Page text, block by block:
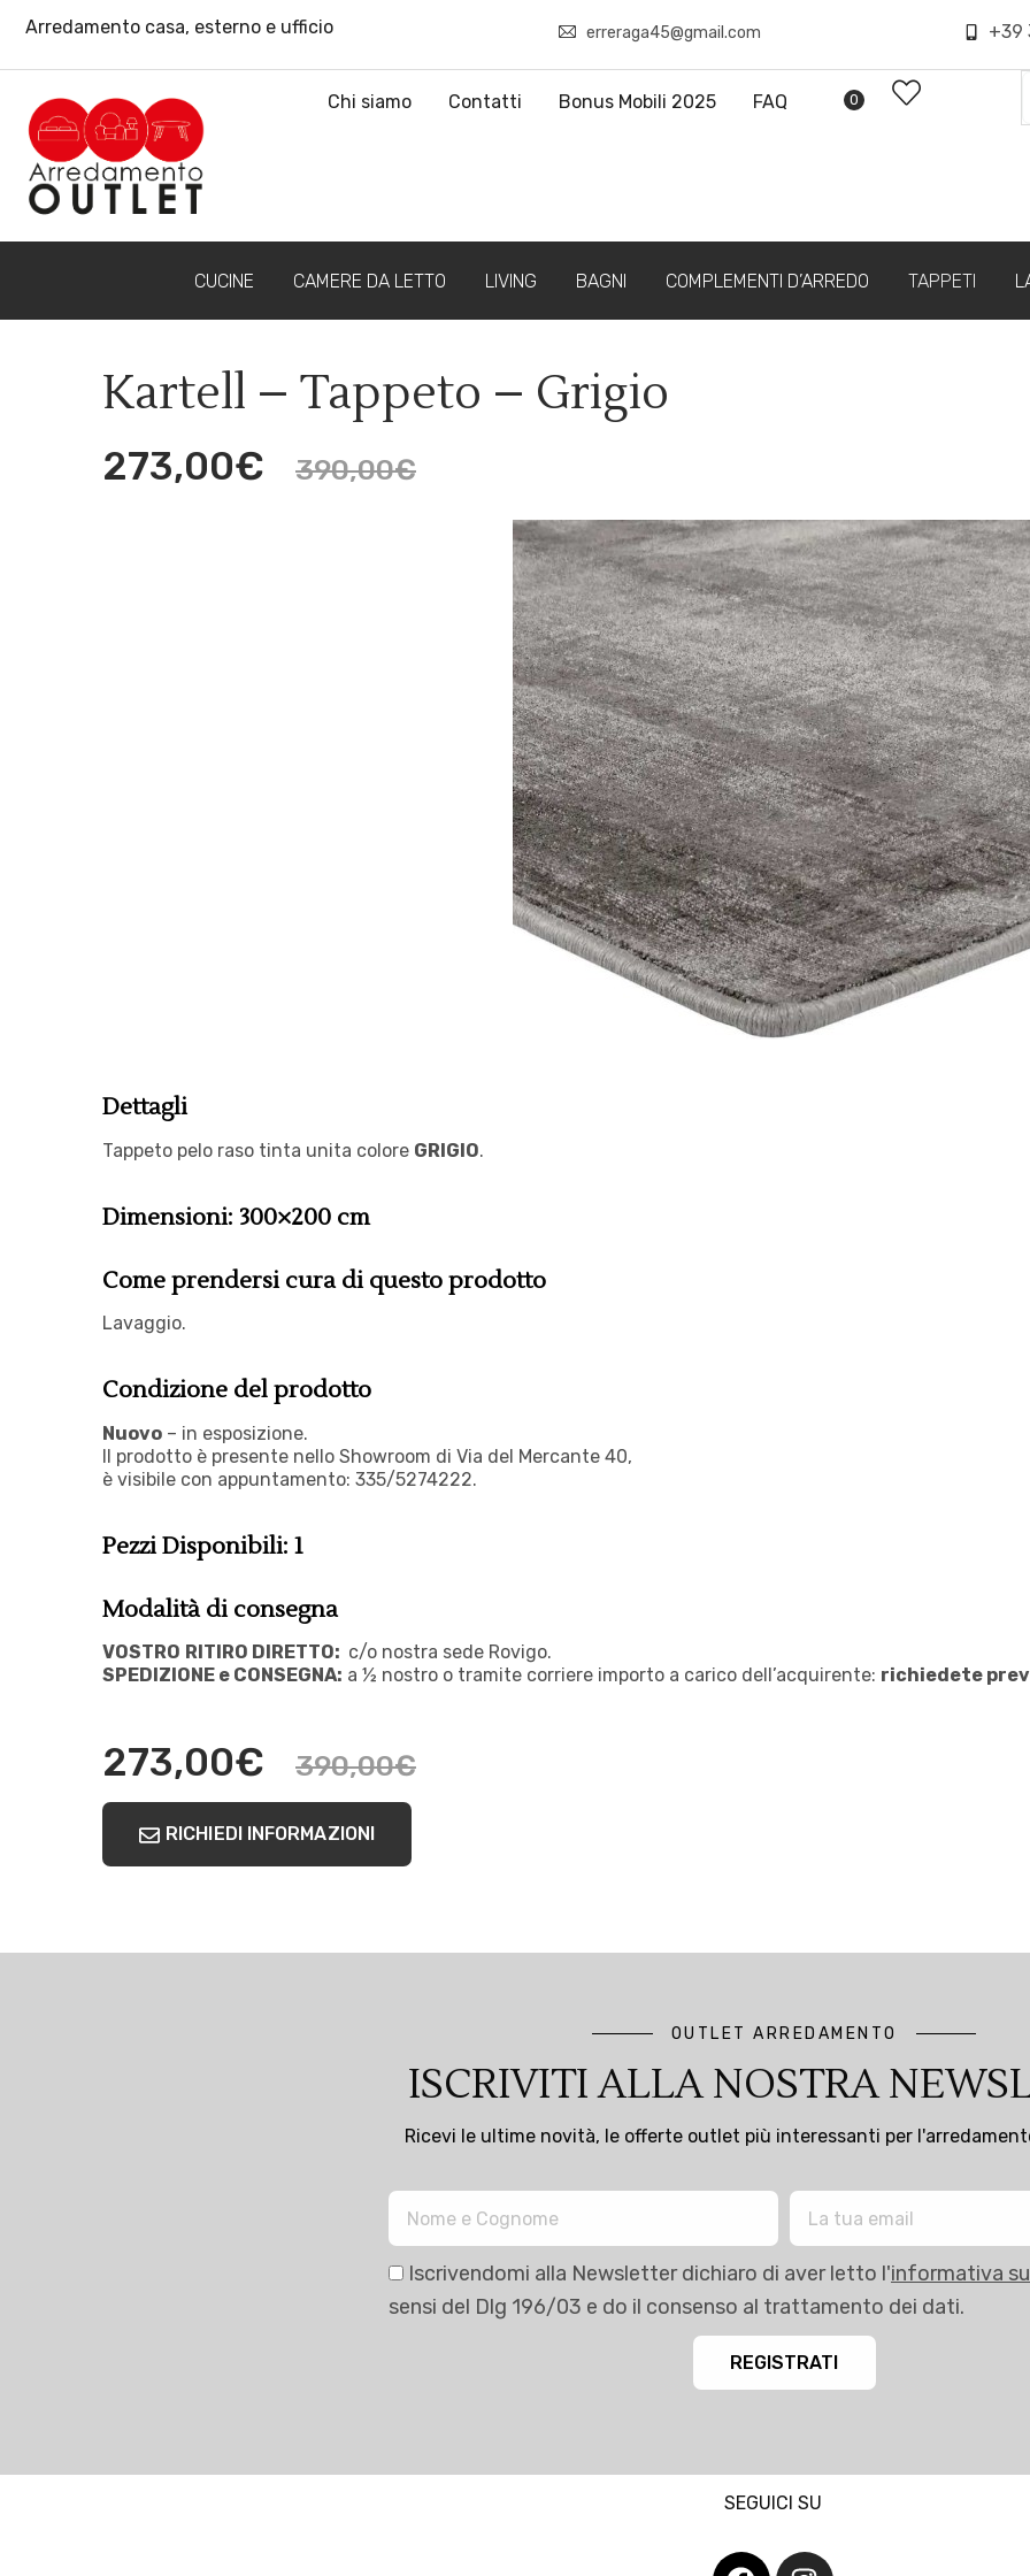
Arredamento casa, esterno e ufficio erreraga45@gmail.com +39
Chi siamo Contatti Bonus Mobili 2025 FAQ 0
CUCINE CAMERE DA LETTO LIVING BAGNI COMPLEMENTI D’ARREDO TAPPETI
Kartell – Tappeto – Grigio
273,00€ 390,00€
Dettagli
Tappeto pelo raso tinta unita colore GRIGIO.
Dimensioni: 300×200 cm
Come prendersi cura di questo prodotto
Lavaggio.
Condizione del prodotto
Nuovo – in esposizione.
Il prodotto è presente nello Showroom di Via del Mercante 40,
è visibile con appuntamento: 335/5274222.
Pezzi Disponibili: 1
Modalità di consegna
VOSTRO RITIRO DIRETTO: c/o nostra sede Rovigo.
SPEDIZIONE e CONSEGNA: a ½ nostro o tramite corriere importo a carico dell’acquirente: richiedete
273,00€ 390,00€
RICHIEDI INFORMAZIONI
OUTLET ARREDAMENTO
ISCRIVITI ALLA NOSTRA
Ricevi le ultime novità, le offerte outlet più interessanti per
Iscrivendomi alla Newsletter dichiaro di aver letto l'informativa
sensi del Dlg 196/03 e do il consenso al trattamento dei dati.
REGISTRATI
SEGUICI SU